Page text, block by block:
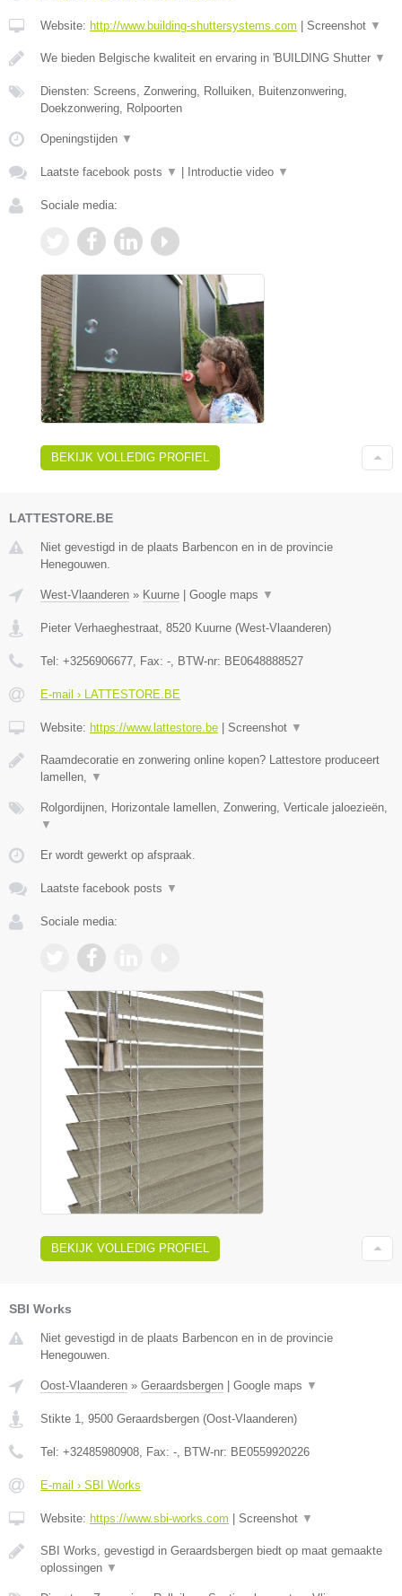
Website: http://www.building-shuttersystems.com Screenshot ▼
We bieden Belgische kwaliteit en ervaring in 'BUILDING Shutter ▼
Diensten: Screens, Zonwering, Rolluiken, Buitenzonwering,
Doekzonwering, Rolpoorten
Openingstijden ▼
Laatste facebook posts ▼ Introductie video ▼
Sociale media:
BEKIJK VOLLEDIG PROFIEL
LATTESTORE.BE
Niet gevestigd in de plaats Barbencon en in de provincie
Henegouwen.
West-Vlaanderen » Kuurne | Google maps ▼
Pieter Verhaeghestraat 8520 Kuurne (West-Vlaanderen)
Tel: +3256906677 , Fax: - , BTW-nr: BE0648888527
E-mail › LATTESTORE.BE
Website: https://www.lattestore.be | Screenshot ▼
Raamdecoratie en zonwering online kopen? Lattestore produceert
lamellen,
▼
Rolgordijnen, Horizontale lamellen, Zonwering, Verticale jaloezieën,
▼
Er wordt gewerkt op afspraak.
Laatste facebook posts ▼
Sociale media:
BEKIJK VOLLEDIG PROFIEL
SBI Works
Niet gevestigd in de plaats Barbencon en in de provincie
Henegouwen.
Oost-Vlaanderen » Geraardsbergen | Google maps ▼
Stikte 1 9500 Geraardsbergen (Oost-Vlaanderen)
Tel: +32485980908 , Fax: - , BTW-nr: BE0559920226
E-mail › SBI Works
Website: https://www.sbi-works.com | Screenshot ▼
SBI Works, gevestigd in Geraardsbergen biedt op maat gemaakte
oplossingen ▼